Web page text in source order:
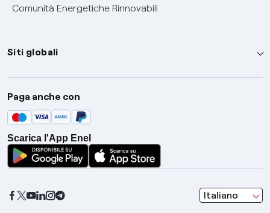
Comunità Energetiche Rinnovabili
Siti globali
Enel Group
Enel Green Power
Global Trading
Global Procurement
Gridspertise
Paga anche con
Scarica l'App Enel
Italiano
seleziona una